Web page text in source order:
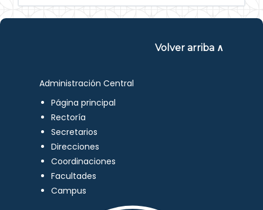
Volver arriba ∧
Administración Central
Página principal
Rectoría
Secretarios
Direcciones
Coordinaciones
Facultades
Campus